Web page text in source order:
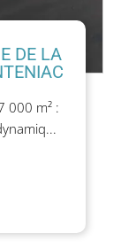
DE LA
000 m² :